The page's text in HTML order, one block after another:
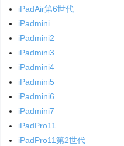
iPadAir第6世代
iPadmini
iPadmini2
iPadmini3
iPadmini4
iPadmini5
iPadmini6
iPadmini7
iPadPro11
iPadPro11第2世代